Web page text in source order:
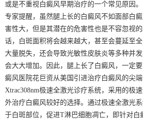
或是不重视白癜风早期治疗的一个常见原因
专家提醒，虽然腿上长的白癜风不如面部白
害性大，但是其潜在的危害性也是不容忽视
话，白斑面积将会越来越大，甚至会蔓延至
大量脱失，还会导致光敏性皮肤炎等多种并
会大大增加。因此，腿上长了白癜风，一定
癜风医院花巨资从美国引进治疗白癜风的尖
Xtrac308nm极速全激光诊疗系统，采用的极
外治疗白癜风较好的选择。通过极速全激光
于白斑部位，促进T淋巴细胞凋亡，即针对白